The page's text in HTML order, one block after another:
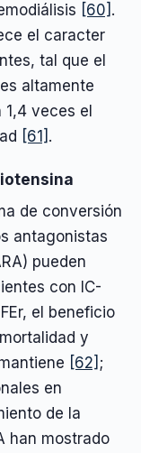
[60] .
el caracter
tal que el
altamente
veces el
[61] .
de conversión
antagonistas
pueden
con IC-
el beneficio
y
[62] ;
en
de la
han mostrado